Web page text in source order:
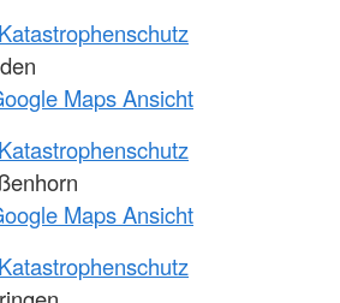
Maps Ansicht
Maps Ansicht